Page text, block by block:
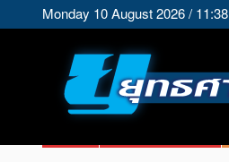
Monday 10 August 2026 / 11:38